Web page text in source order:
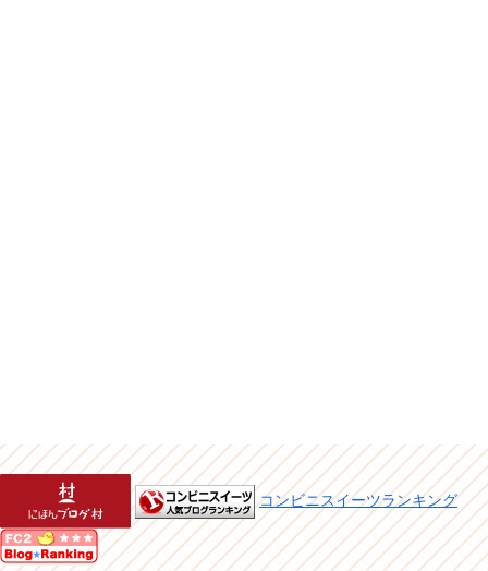
コンビニスイーツランキング